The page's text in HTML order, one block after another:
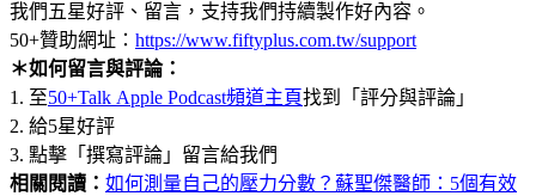
我們五星好評、留言，支持我們持續製作好內容。
50+贊助網址： https://www.fiftyplus.com.tw/support
＊如何留言與評論：
1. 至50+Talk Apple Podcast頻道主頁找到「評分與評論」
2. 給5星好評
3. 點擊「撰寫評論」留言給我們
相關閱讀： 如何測量自己的壓力分數？蘇聖傑醫師：5個有效